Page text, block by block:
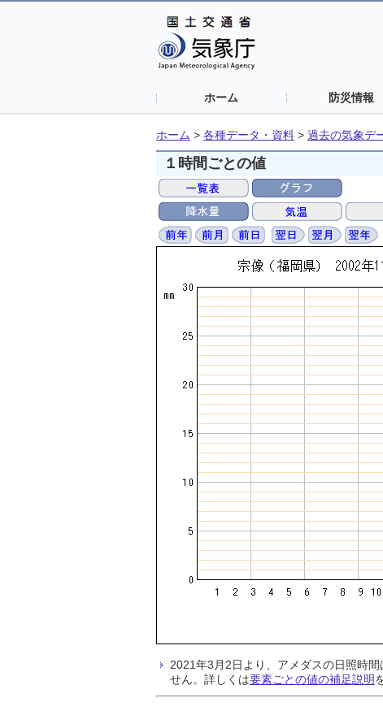
ホーム 防災情報
ホーム > 各種データ・資料 > 過去の気象デ
１時間ごとの値
2021年3月2日より、アメダスの日照時
せん。詳しくは要素ごとの値の補足説明